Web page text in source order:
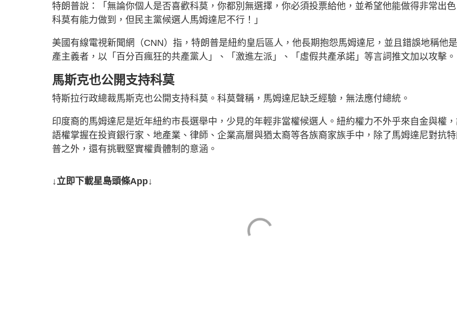
特朗普說：「無論你個人是否喜歡科莫，你都別無選擇，你必須投票給他，並希望他能做得非常出色
科莫有能力做到，但民主黨候選人馬姆達尼不行！」
美國有線電視新聞網（CNN）指，特朗普是紐約皇后區人，他長期抱怨馬姆達尼，並且錯誤地稱他
產主義者，以「百分百瘋狂的共產黨人」、「激進左派」、「虛假共產承諾」等言詞推文加以攻擊。
馬斯克也公開支持科莫
特斯拉行政總裁馬斯克也公開支持科莫。科莫聲稱，馬姆達尼缺乏經驗，無法應付總統。
印度裔的馬姆達尼是近年紐約市長選舉中，少見的年輕非當權候選人。紐約權力不外乎來自金與權
語權掌握在投資銀行家、地產業、律師、企業高層與猶太裔等各族裔家族手中，除了馬姆達尼對抗特
普之外，還有挑戰堅實權貴體制的意涵。
↓立即下載星島頭條App↓